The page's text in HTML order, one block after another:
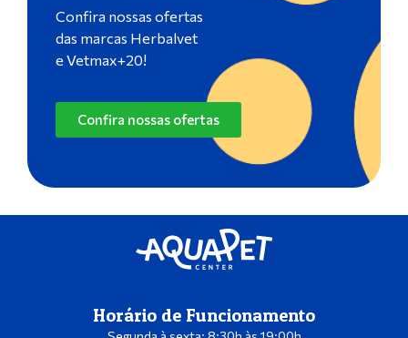
Confira nossas ofertas
das marcas Herbalvet
e Vetmax+20!
Confira nossas ofertas
Horário de Funcionamento